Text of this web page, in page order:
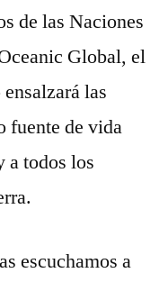
de las Naciones
Global, el
las
fuente de vida
a todos los
escuchamos a